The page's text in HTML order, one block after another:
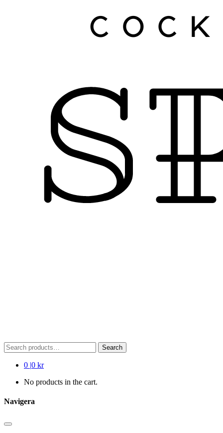
Search
for:
Search
0 |0 kr
No products in the cart.
Navigera